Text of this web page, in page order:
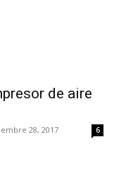
de aire
28, 2017 6